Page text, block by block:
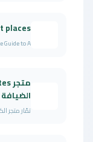
places
to A...
الضيافة
تمّار متجر